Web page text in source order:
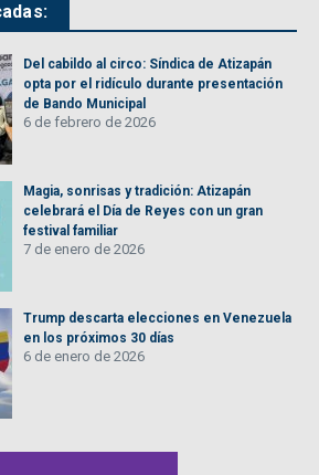
Del cabildo al circo: Síndica de Atizapán
opta por el ridículo durante presentación
de Bando Municipal
6 de febrero de 2026
Magia, sonrisas y tradición: Atizapán
celebrará el Día de Reyes con un gran
festival familiar
7 de enero de 2026
Trump descarta elecciones en Venezuela
en los próximos 30 días
6 de enero de 2026